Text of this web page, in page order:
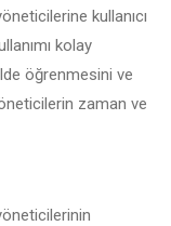
kullanıcı
kolay
öğrenmesini ve
zaman ve